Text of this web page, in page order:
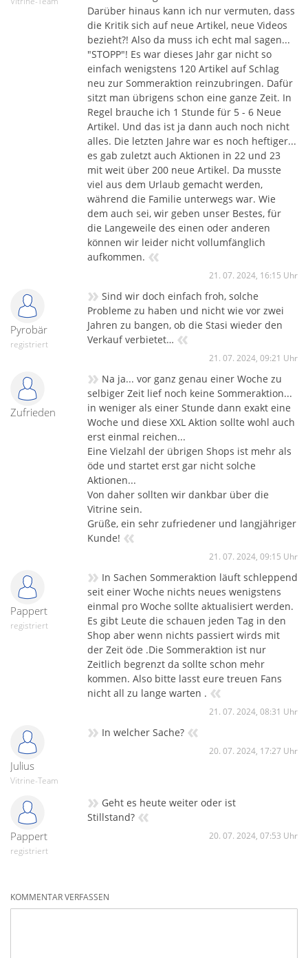
Darüber hinaus kann ich nur vermuten, dass
die Kritik sich auf neue Artikel, neue Videos
bezieht?! Also da muss ich echt mal sagen...
"STOPP"! Es war dieses Jahr gar nicht so
einfach wenigstens 120 Artikel auf Schlag
neu zur Sommeraktion reinzubringen. Dafür
sitzt man übrigens schon eine ganze Zeit. In
Regel brauche ich 1 Stunde für 5 - 6 Neue
Artikel. Und das ist ja dann auch noch nicht
alles. Die letzten Jahre war es noch heftiger...
es gab zuletzt auch Aktionen in 22 und 23
mit weit über 200 neue Artikel. Da musste
viel aus dem Urlaub gemacht werden,
während die Familie unterwegs war. Wie
dem auch sei, wir geben unser Bestes, für
die Langeweile des einen oder anderen
können wir leider nicht vollumfänglich
aufkommen. «
21. 07. 2024, 16:15 Uhr
Pyrobär
registriert
» Sind wir doch einfach froh, solche
Probleme zu haben und nicht wie vor zwei
Jahren zu bangen, ob die Stasi wieder den
Verkauf verbietet… «
21. 07. 2024, 09:21 Uhr
Zufrieden
» Na ja... vor ganz genau einer Woche zu
selbiger Zeit lief noch keine Sommeraktion...
in weniger als einer Stunde dann exakt eine
Woche und diese XXL Aktion sollte wohl auch
erst einmal reichen...
Eine Vielzahl der übrigen Shops ist mehr als
öde und startet erst gar nicht solche
Aktionen...
Von daher sollten wir dankbar über die
Vitrine sein.
Grüße, ein sehr zufriedener und langjähriger
Kunde! «
21. 07. 2024, 09:15 Uhr
Pappert
registriert
» In Sachen Sommeraktion läuft schleppend
seit einer Woche nichts neues wenigstens
einmal pro Woche sollte aktualisiert werden.
Es gibt Leute die schauen jeden Tag in den
Shop aber wenn nichts passiert wirds mit
der Zeit öde .Die Sommeraktion ist nur
Zeitlich begrenzt da sollte schon mehr
kommen. Also bitte lasst eure treuen Fans
nicht all zu lange warten . «
21. 07. 2024, 08:31 Uhr
Julius
Vitrine-Team
» In welcher Sache? «
20. 07. 2024, 17:27 Uhr
Pappert
registriert
» Geht es heute weiter oder ist
Stillstand? «
20. 07. 2024, 07:53 Uhr
KOMMENTAR VERFASSEN